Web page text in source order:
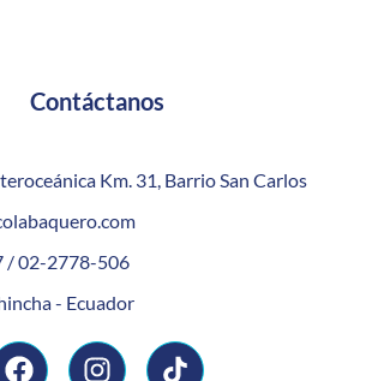
Contáctanos
Km. 31, Barrio San Carlos
/ 02-2778-506
- Ecuador